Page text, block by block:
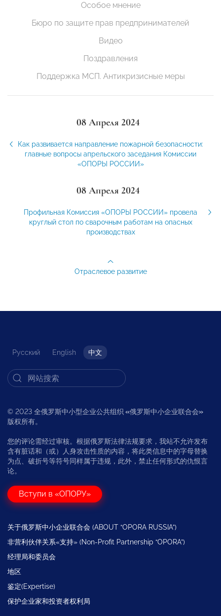
Особое мнение
Бюро по защите прав предпринимателей
Видео
Поздравления
Поддержка МСП. Антикризисные меры
08 Апреля 2024
Как развивается направление пожарной безопасности:
главные вопросы апрельского заседания Комиссии
«ОПОРЫ РОССИИ»
08 Апреля 2024
Профильная Комиссия «ОПОРЫ РОССИИ» провела
круглый стол по сварочным работам на опасных
производствах
Отраслевое развитие
Русский English 中文
© 2023 全俄罗斯中小型企业公共组织 «俄罗斯中小企业联合会»
版权所有。
您的评论需经过审核。根据俄罗斯法律法规要求，我站不允许发布
含有脏话和（或）人身攻击性质的内容，将此类信息中的字母替换
为点、破折号等符号同样属于违规，此外，禁止任何形式的仇恨言
论。
Вступи в «ОПОРУ»
关于俄罗斯中小企业联合会 (ABOUT “OPORA RUSSIA”)
非营利伙伴关系«支持» (Non-Profit Partnership “OPORA”)
经理局和委员会
地区
鉴定(Expertise)
保护企业家和投资者权利局